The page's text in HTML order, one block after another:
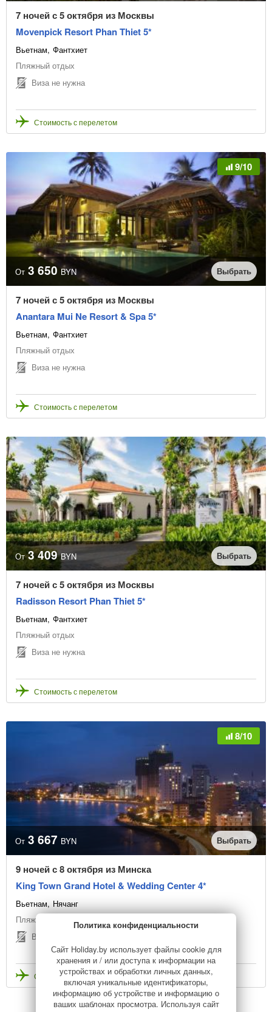
7 ночей с 5 октября из Москвы
Movenpick Resort Phan Thiet 5*
Вьетнам Фантхиет
Пляжный отдых
Виза не нужна
Стоимость с перелетом
9/10
От 3 650 BYN Выбрать
7 ночей с 5 октября из Москвы
Anantara Mui Ne Resort & Spa 5*
Вьетнам Фантхиет
Пляжный отдых
Виза не нужна
Стоимость с перелетом
От 3 409 BYN Выбрать
7 ночей с 5 октября из Москвы
Radisson Resort Phan Thiet 5*
Вьетнам Фантхиет
Пляжный отдых
Виза не нужна
Стоимость с перелетом
8/10
От 3 667 BYN Выбрать
9 ночей с 8 октября из Минска
King Town Grand Hotel & Wedding Center 4*
Вьетнам Нячанг
Пляжный отдых
Виза не нужна
Стоимость с перелетом
Политика конфиденциальности
Сайт Holiday.by использует файлы cookie для
хранения и / или доступа к информации на
устройствах и обработки личных данных,
включая уникальные идентификаторы,
информацию об устройстве и информацию о
ваших шаблонах просмотра. Используя сайт